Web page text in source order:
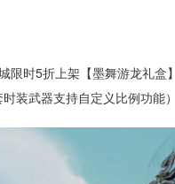
限时5折上架【墨舞游龙礼
装武器支持自定义比例功能）